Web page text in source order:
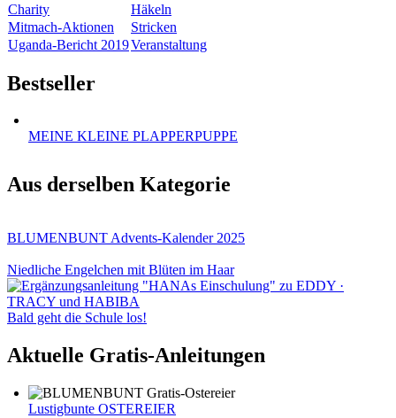
Charity
Häkeln
Mitmach-Aktionen
Stricken
Uganda-Bericht 2019Veranstaltung
Bestseller
MEINE KLEINE PLAPPERPUPPE
Aus derselben Kategorie
BLUMENBUNT Advents-Kalender 2025
Niedliche Engelchen mit Blüten im Haar
Bald geht die Schule los!
Aktuelle Gratis-Anleitungen
Lustigbunte OSTEREIER